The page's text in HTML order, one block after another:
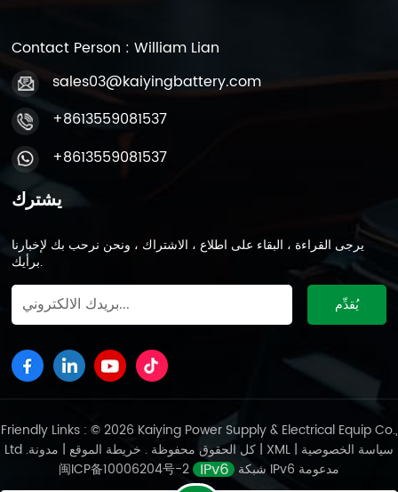
Contact Person : William Lian
sales03@kaiyingbattery.com
+8613559081537
+8613559081537
يشترك
يرجى القراءة ، البقاء على اطلاع ، الاشتراك ، ونحن نرحب بك لإخبارنا
برأيك.
Friendly Links : © 2026 Kaiying Power Supply & Electrical Equip Co.,
Ltd .كل الحقوق محفوظة . خريطة الموقع | | XML | سياسة الخصوصية
闽ICP备10006204号-2
شبكة IPv6 مدعومة